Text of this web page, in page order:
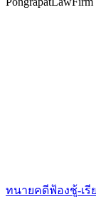
ทนายคดีฟ้องชู้-เ